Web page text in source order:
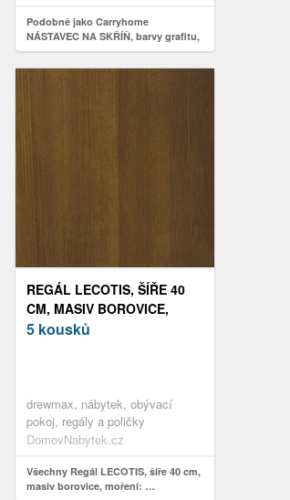
Podobně jako Carryhome
NÁSTAVEC NA SKŘÍŇ, barvy grafitu,
80/35/40 cm
REGÁL LECOTIS, ŠÍŘE 40
CM, MASIV BOROVICE,
MOŘENÍ: …
5 kousků
drewmax, nábytek, obývací
pokoj, regály a poličky
DomovNabytek.cz
Všechny Regál LECOTIS, šíře 40 cm,
masiv borovice, moření: …